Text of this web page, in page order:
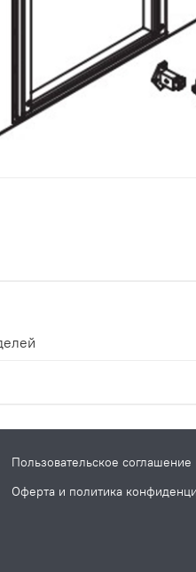
Пользовательское соглашение
Оферта и политика